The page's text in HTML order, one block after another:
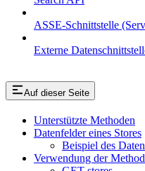
ASSE-Schnittstelle
Externe
Auf dieser Seite
Unterstützte Methoden
Datenfelder eines Stores
Beispiel des
Verwendung der